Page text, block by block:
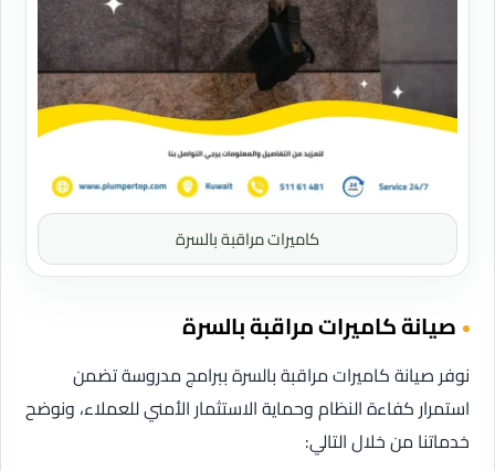
كاميرات مراقبة بالسرة
صيانة كاميرات مراقبة بالسرة
نوفر صيانة كاميرات مراقبة بالسرة ببرامج مدروسة تضمن
استمرار كفاءة النظام وحماية الاستثمار الأمني للعملاء، ونوضح
خدماتنا من خلال التالي: